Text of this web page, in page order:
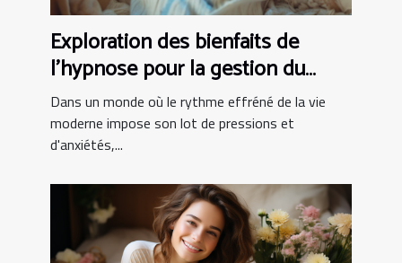
Exploration des bienfaits de
l'hypnose pour la gestion du
stress
Dans un monde où le rythme effréné de la vie
moderne impose son lot de pressions et
d'anxiétés,...